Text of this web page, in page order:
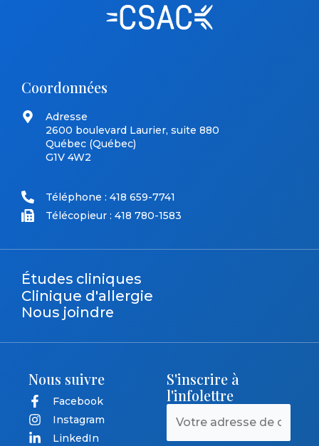
Coordonnées
Adresse
2600 boulevard Laurier, suite 880
Québec (Québec)
G1V 4W2
Téléphone : 418 659-7741
Télécopieur : 418 780-1583
Études cliniques
Clinique d'allergie
Nous joindre
Nous suivre
Facebook
Instagram
LinkedIn
S'inscrire à
l'infolettre